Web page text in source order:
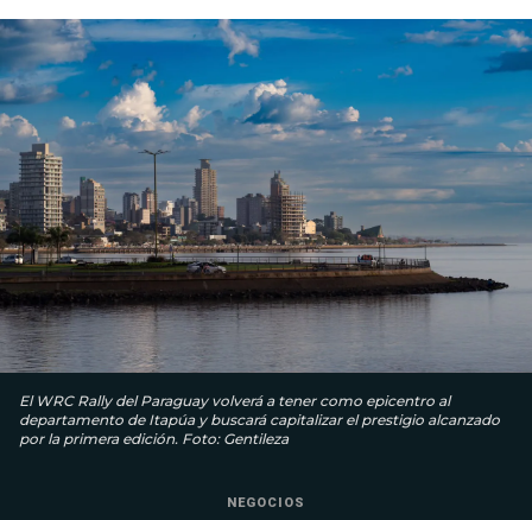
El WRC Rally del Paraguay volverá a tener como epicentro al
departamento de Itapúa y buscará capitalizar el prestigio alcanzado
por la primera edición. Foto: Gentileza
NEGOCIOS